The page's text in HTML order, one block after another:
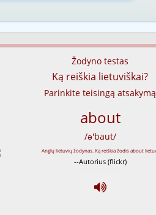
Žodyno testas
Ką reiškia lietuviškai?
Parinkite teisingą atsakymą
about
/ə'baut/
--Autorius (flickr)